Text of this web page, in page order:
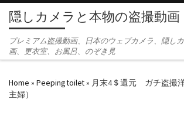
Skip to content
隠しカメラと本物の盗撮動画
プレミアム盗撮動画、日本のウェブカメラ、隠し
画、更衣室、お風呂、のぞき見
Home » Peeping toilet» 月末4＄還元 ガチ盗撮
主婦）